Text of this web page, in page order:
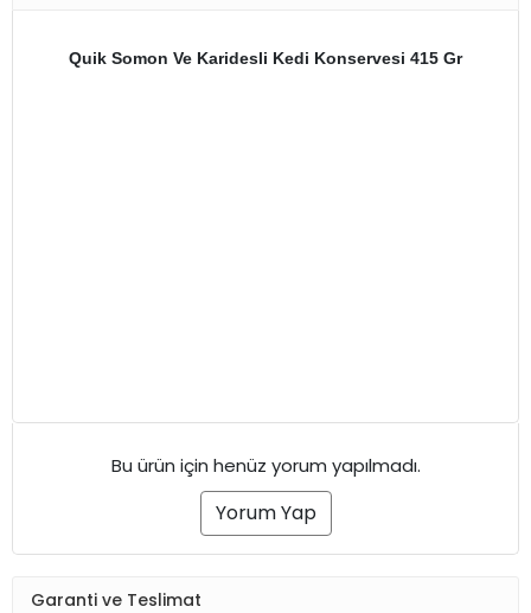
Quik Somon Ve Karidesli Kedi Konservesi 415 Gr
Bu ürün için henüz yorum yapılmadı.
Yorum Yap
Garanti ve Teslimat